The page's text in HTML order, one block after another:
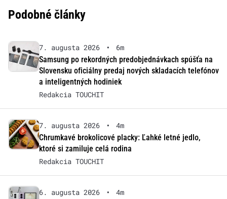
Podobné články
7. augusta 2026 •
6m
Samsung po rekordných predobjednávkach spúšťa na
Slovensku oficiálny predaj nových skladacích telefónov
a inteligentných hodiniek
Redakcia TOUCHIT
7. augusta 2026 •
4m
Chrumkavé brokolicové placky: Ľahké letné jedlo,
ktoré si zamiluje celá rodina
Redakcia TOUCHIT
6. augusta 2026 •
4m